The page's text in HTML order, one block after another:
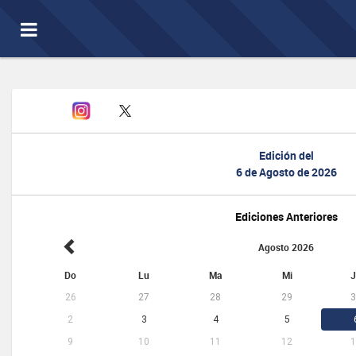
Toggle
navigation
Edición del
6 de Agosto de 2026
Ediciones Anteriores
Agosto 2026
Do Lu Ma Mi
26 27 28 29
2
3 4 5
9
10 11 12